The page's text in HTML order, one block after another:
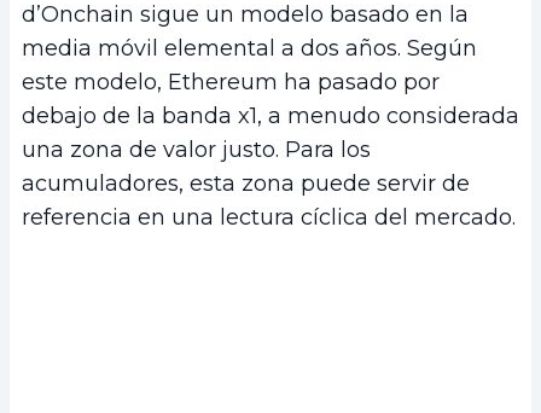
d’Onchain sigue un modelo basado en la
media móvil elemental a dos años. Según
este modelo, Ethereum ha pasado por
debajo de la banda x1, a menudo considerada
una zona de valor justo. Para los
acumuladores, esta zona puede servir de
referencia en una lectura cíclica del mercado.